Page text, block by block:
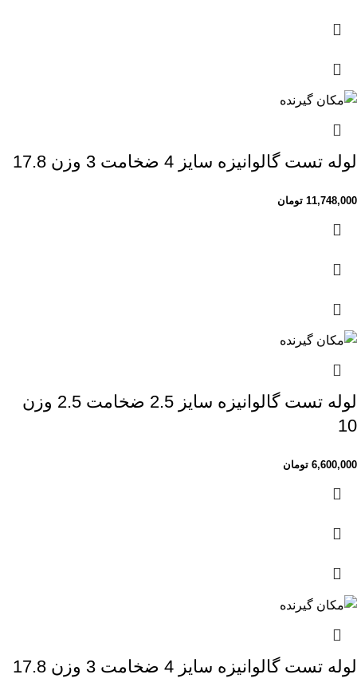
لوله تست گالوانیزه سایز 4 ضخامت 3 وزن 17.8
11,748,000 تومان
لوله تست گالوانیزه سایز 2.5 ضخامت 2.5 وزن
10
6,600,000 تومان
لوله تست گالوانیزه سایز 4 ضخامت 3 وزن 17.8